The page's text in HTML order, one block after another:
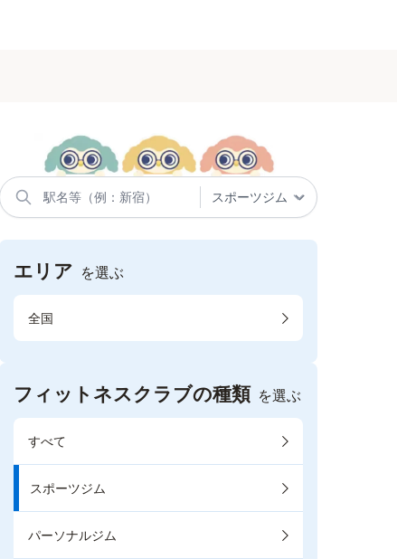
エリア を選ぶ
全国
フィットネスクラブの種類 を選ぶ
すべて
スポーツジム
パーソナルジム